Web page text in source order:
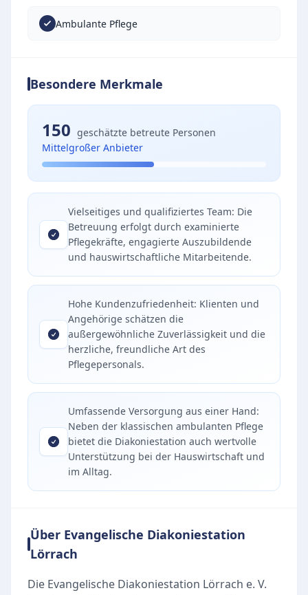
Ambulante Pflege
Besondere Merkmale
150 geschätzte betreute Personen
Mittelgroßer Anbieter
Vielseitiges und qualifiziertes Team: Die
Betreuung erfolgt durch examinierte
Pflegekräfte, engagierte Auszubildende
und hauswirtschaftliche Mitarbeitende.
Hohe Kundenzufriedenheit: Klienten und
Angehörige schätzen die
außergewöhnliche Zuverlässigkeit und die
herzliche, freundliche Art des
Pflegepersonals.
Umfassende Versorgung aus einer Hand:
Neben der klassischen ambulanten Pflege
bietet die Diakoniestation auch wertvolle
Unterstützung bei der Hauswirtschaft und
im Alltag.
Über Evangelische Diakoniestation
Lörrach
Die Evangelische Diakoniestation Lörrach e. V.